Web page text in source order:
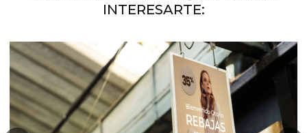
INTERESARTE: